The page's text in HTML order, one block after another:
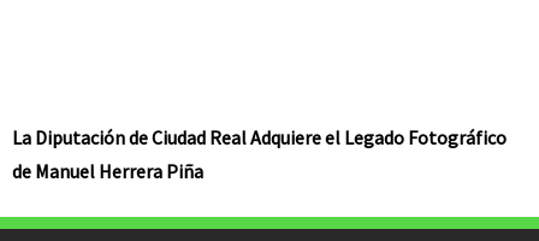
La Diputación de Ciudad Real Adquiere el Legado Fotográfico
de Manuel Herrera Piña